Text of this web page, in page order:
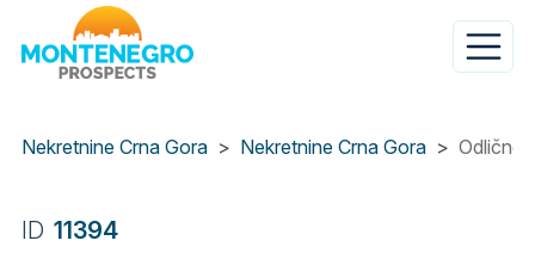
Nekretnine Crna Gora
Nekretnine Crna Gora Odlično
ID 11394